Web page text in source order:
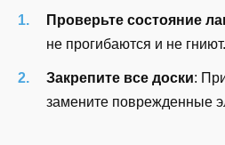
Проверьте состояние
не прогибаются и не гниют.
Закрепите все доски:
замените поврежденные